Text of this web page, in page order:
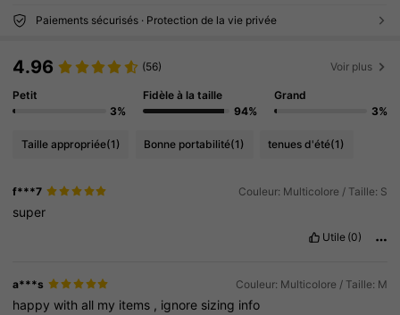
Paiements sécurisés · Protection de la vie privée
4.96 (56) Voir plus
Petit
3%
Fidèle à la taille
94%
Grand
3%
Taille appropriée(1) Bonne portabilité(1) tenues d'été(1)
f***7 Couleur: Multicolore / Taille: S
super
Utile (0)
a***s Couleur: Multicolore / Taille: M
happywith all my items , ignore sizing info